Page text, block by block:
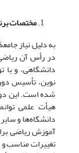
مختصات
به دلیل نیاز
در رأس آن
دانشگاهی، و با
نوین، تأسیس
شده است. این
هیأت علمی
دانشگاه‌ها و
آموزش ریاضی
تغییرات مناسب